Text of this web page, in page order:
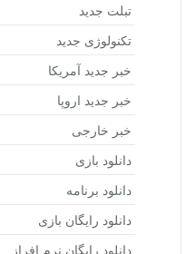
تبلت جدید
تکنولوژی جدید
خبر جدید آمریکا
خبر جدید اروپا
خبر خارجی
دانلود بازی
دانلود برنامه
دانلود رایگان بازی
دانلود رایگان نرم افراز